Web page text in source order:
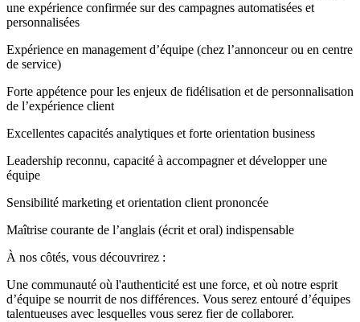
une expérience confirmée sur des campagnes automatisées et
personnalisées
Expérience en management d’équipe (chez l’annonceur ou en centre
de service)
Forte appétence pour les enjeux de fidélisation et de personnalisation
de l’expérience client
Excellentes capacités analytiques et forte orientation business
Leadership reconnu, capacité à accompagner et développer une
équipe
Sensibilité marketing et orientation client prononcée
Maîtrise courante de l’anglais (écrit et oral) indispensable
À nos côtés, vous découvrirez :
Une communauté où l'authenticité est une force, et où notre esprit
d’équipe se nourrit de nos différences. Vous serez entouré d’équipes
talentueuses avec lesquelles vous serez fier de collaborer.